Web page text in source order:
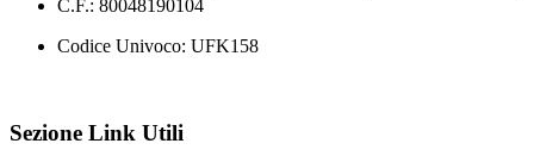
C.F.: 80048190104
Codice Univoco: UFK158
Sezione Link Utili